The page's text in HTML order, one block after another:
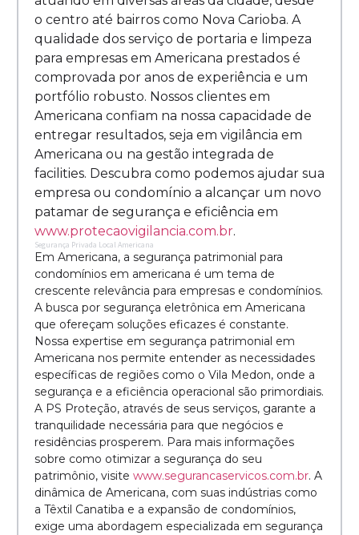
o centro até bairros como Nova Carioba. A
qualidade dos serviço de portaria e limpeza
para empresas em Americana prestados é
comprovada por anos de experiência e um
portfólio robusto. Nossos clientes em
Americana confiam na nossa capacidade de
entregar resultados, seja em vigilância em
Americana ou na gestão integrada de
facilities. Descubra como podemos ajudar sua
empresa ou condomínio a alcançar um novo
patamar de segurança e eficiência em
www.protecaovigilancia.com.br.
Segurança Privada Local Americana
Em Americana, a segurança patrimonial para
condomínios em americana é um tema de
crescente relevância para empresas e condomínios.
A busca por segurança eletrônica em Americana
que ofereçam soluções eficazes é constante.
Nossa expertise em segurança patrimonial em
Americana nos permite entender as necessidades
específicas de regiões como o Vila Medon, onde a
segurança e a eficiência operacional são primordiais.
A PS Proteção, através de seus serviços, garante a
tranquilidade necessária para que negócios e
residências prosperem. Para mais informações
sobre como otimizar a segurança do seu
patrimônio, visite www.segurancaservicos.com.br. A
dinâmica de Americana, com suas indústrias como
a Têxtil Canatiba e a expansão de condomínios,
exige uma abordagem especializada em segurança